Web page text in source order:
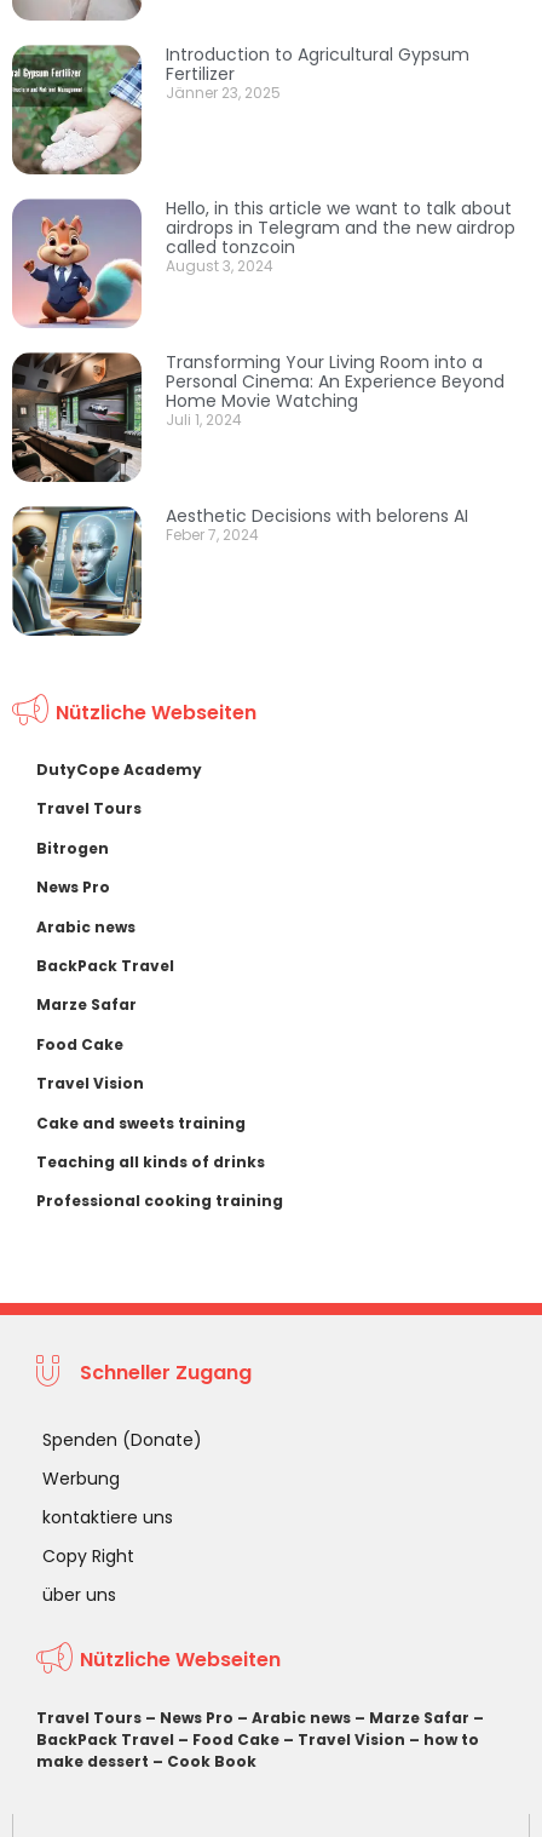
Introduction to Agricultural Gypsum
Fertilizer
Jänner 23, 2025
Hello, in this article we want to talk about
airdrops in Telegram and the new airdrop
called tonzcoin
August 3, 2024
Transforming Your Living Room into a
Personal Cinema: An Experience Beyond
Home Movie Watching
Juli 1, 2024
Aesthetic Decisions with belorens AI
Feber 7, 2024
Nützliche Webseiten
DutyCope Academy
Travel Tours
Bitrogen
News Pro
Arabic news
BackPack Travel
Marze Safar
Food Cake
Travel Vision
Cake and sweets training
Teaching all kinds of drinks
Professional cooking training
Schneller Zugang
Spenden (Donate)
Werbung
kontaktiere uns
Copy Right
über uns
Nützliche Webseiten
Travel Tours – News Pro – Arabic news – Marze Safar –
BackPack Travel – Food Cake – Travel Vision – how to
make dessert – Cook Book